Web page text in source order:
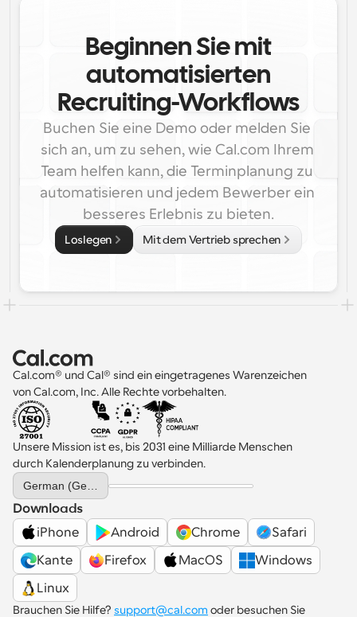
Beginnen Sie mit
automatisierten
Recruiting-Workflows
Buchen Sie eine Demo oder melden Sie
sich an, um zu sehen, wie Cal.com Ihrem
Team helfen kann, die Terminplanung zu
automatisieren und jedem Bewerber ein
besseres Erlebnis zu bieten.
Loslegen Mit dem Vertrieb sprechen
Cal.com® und Cal® sind ein eingetragenes Warenzeichen
von Cal.com, Inc. Alle Rechte vorbehalten.
Unsere Mission ist es, bis 2031 eine Milliarde Menschen
durch Kalenderplanung zu verbinden.
Select Language
Downloads
iPhone
Android Chrome
Safari
Kante
Firefox MacOS
Windows
Linux
Brauchen Sie Hilfe? support@cal.com